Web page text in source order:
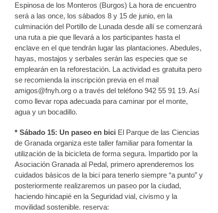
Espinosa de los Monteros (Burgos) La hora de encuentro
será a las once, los sábados 8 y 15 de junio, en la
culminación del Portillo de Lunada desde allí se comenzará
una ruta a pie que llevará a los participantes hasta el
enclave en el que tendrán lugar las plantaciones. Abedules,
hayas, mostajos y serbales serán las especies que se
emplearán en la reforestación. La actividad es gratuita pero
se recomienda la inscripción previa en el mail
amigos@fnyh.org o a través del teléfono 942 55 91 19. Así
como llevar ropa adecuada para caminar por el monte,
agua y un bocadillo.
* Sábado 15: Un paseo en bici El Parque de las Ciencias
de Granada organiza este taller familiar para fomentar la
utilización de la bicicleta de forma segura. Impartido por la
Asociación Granada al Pedal, primero aprenderemos los
cuidados básicos de la bici para tenerlo siempre “a punto” y
posteriormente realizaremos un paseo por la ciudad,
haciendo hincapié en la Seguridad vial, civismo y la
movilidad sostenible. reserva: